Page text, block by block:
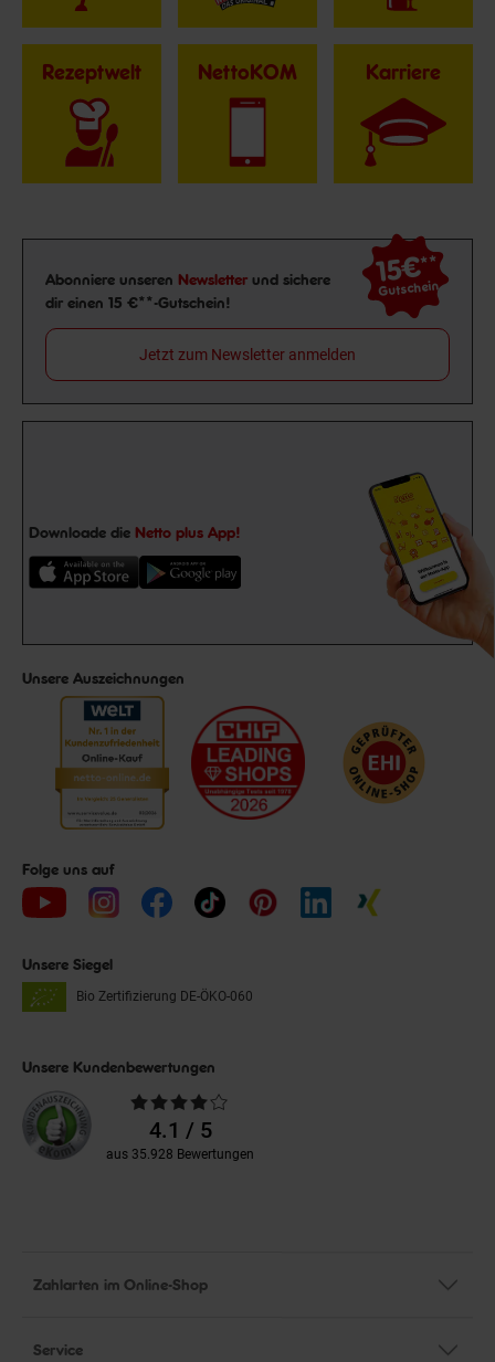
Rezeptwelt NettoKOM Karriere
Newsletter Anmeldung
Abonniere unseren Newsletter und sichere
dir einen 15 €**-Gutschein!
15€**
Gutschein
Jetzt zum Newsletter anmelden
Downloade die Netto plus App!
Unsere Auszeichnungen
Folge uns auf
Unsere Siegel
Bio Zertifizierung DE-ÖKO-060
Unsere Kundenbewertungen
Durchschnittliche
Bewertungen4.1 / 5
aus 35.928 Bewertungen
Zahlarten im Online-Shop
Service